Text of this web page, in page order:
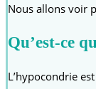
Nous allons voir
Qu’est-ce
L’hypocondrie